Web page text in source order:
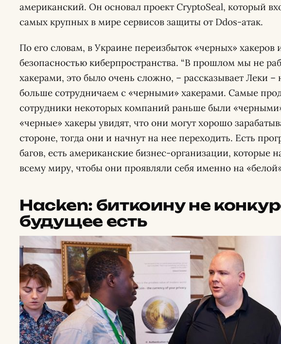
американский. Он основал проект CryptoSeal, который
самых крупных в мире сервисов защиты от Ddos-атак.
По его словам, в Украине переизбыток «черных» хакеров
безопасностью киберпространства. “В прошлом мы не
хакерами, это было очень сложно, – рассказывает Леки –
больше сотрудничаем с «черными» хакерами. Самые
сотрудники некоторых компаний раньше были
«черные» хакеры увидят, что они могут хорошо
стороне, тогда они и начнут на нее переходить. Есть
багов, есть американские бизнес-организации, которые
всему миру, чтобы они проявляли себя именно на
Hacken: биткоину не
будущее есть